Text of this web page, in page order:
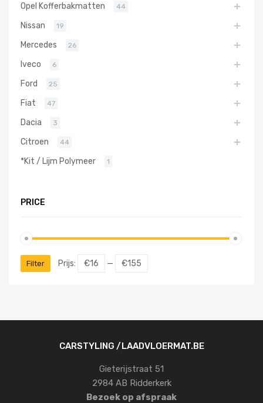
Opel Kofferbakmatten 44
Nissan 19
Mercedes 26
Iveco 6
Ford 25
Fiat 47
Dacia 3
Citroen 44
*Kit / Lijm Polymeer 1
PRICE
Filter Prijs: €16 — €155
CARSTYLING /LAADVLOERMAT.BE
Gieterijstraat 51
2984 AB Ridderkerk
Bezoek op afspraak